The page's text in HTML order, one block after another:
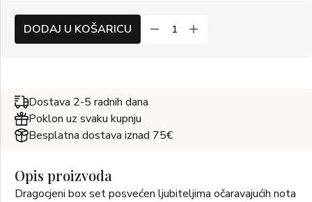
DODAJ U KOŠARICU
Dostava 2-5 radnih dana
Poklon uz svaku kupnju
Besplatna dostava iznad 75€
Opis proizvoda
Dragocjeni box set posvećen ljubiteljima očaravajućih nota